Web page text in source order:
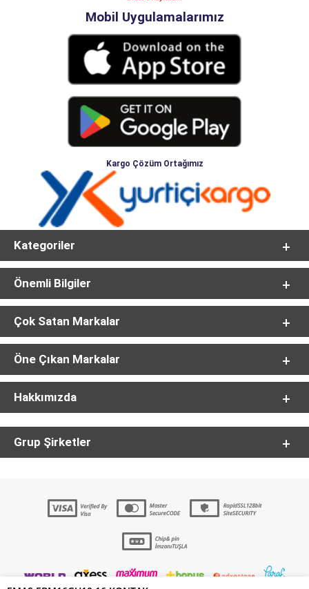
Mobil Uygulamalarımız
Kargo Çözüm Ortağımız
Kategoriler
Önemli Bilgiler
Çok Satan Markalar
Öne Çıkan Markalar
Hakkımızda
Grup Şirketler